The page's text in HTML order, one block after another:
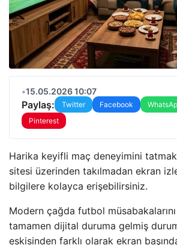
•15.05.2026 10:07
Paylaş: Twitter Facebook
Pinterest
Harika keyifli maç deneyimini
sitesi üzerinden takılmadan ekran
bilgilere kolayca erişebilirsiniz.
Modern çağda futbol
tamamen dijital duruma gelmiş
eskisinden farklı olarak ekran